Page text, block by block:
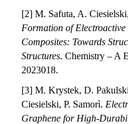
[2] M. Safuta, A.
Formation of
Composites: Towards
Structures. Chemistry – A
2023018.
[3] M. Krystek, D.
Ciesielski, P. Samorì.
Graphene for High-